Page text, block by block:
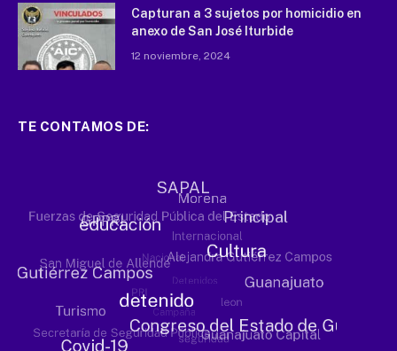
Capturan a 3 sujetos por homicidio en
anexo de San José Iturbide
12 noviembre, 2024
TE CONTAMOS DE: